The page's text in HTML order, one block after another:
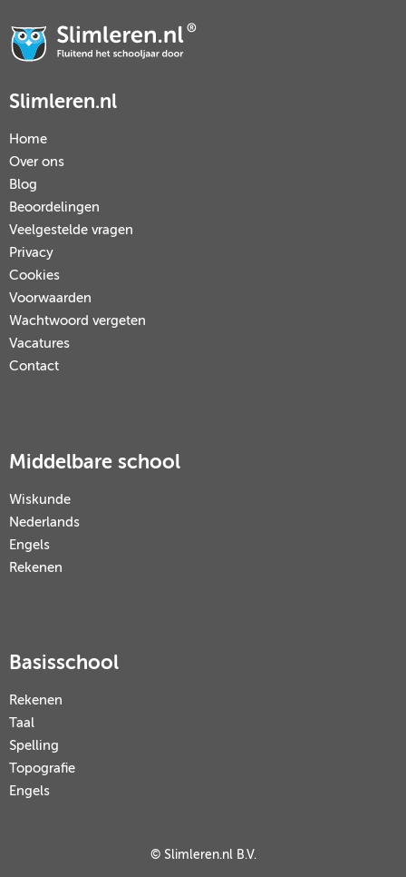
Slimleren.nl
Home
Over ons
Blog
Beoordelingen
Veelgestelde vragen
Privacy
Cookies
Voorwaarden
Wachtwoord vergeten
Vacatures
Contact
Middelbare school
Wiskunde
Nederlands
Engels
Rekenen
Basisschool
Rekenen
Taal
Spelling
Topografie
Engels
© Slimleren.nl B.V.